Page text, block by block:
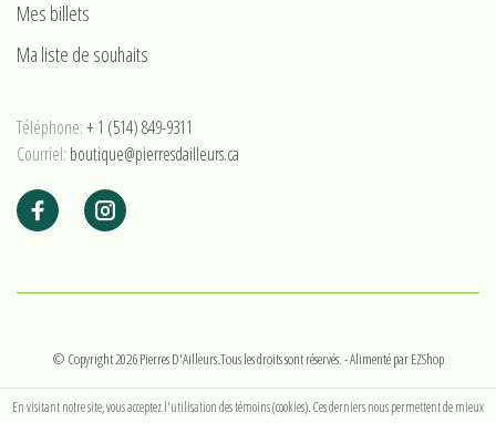
Mes billets
Ma liste de souhaits
Téléphone:+ 1 (514) 849-9311
Courriel: boutique@pierresdailleurs.ca
© Copyright 2026 Pierres D'Ailleurs.Tous les droits sont réservés.- Alimenté parEZShop
En visitant notre site, vous acceptez l'utilisation des témoins (cookies). Ces derniers nous permettent de mieux